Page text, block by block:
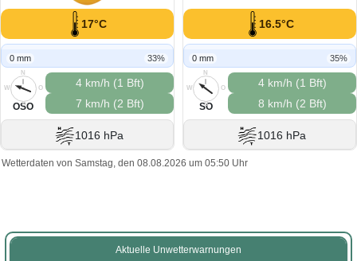
17°C
0 mm 33%
N
O
S
W
OSO
4 km/h (1 Bft)
7 km/h (2 Bft)
1016 hPa
16.5°C
0 mm 35%
N
O
S
W
SO
4 km/h (1 Bft)
8 km/h (2 Bft)
1016 hPa
Wetterdaten von Samstag, den 08.08.2026 um 05:50 Uhr
Aktuelle Unwetterwarnungen